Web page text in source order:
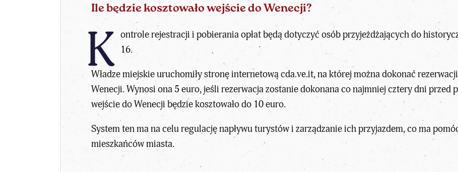
Ile będzie kosztowało wejście do Wenecji?
K ontrole rejestracji i pobierania opłat będą dotyczyć osób przyjeżdżających do
16.
Władze miejskie uruchomiły stronę internetową cda.ve.it, na której można dokonać
Wenecji. Wynosi ona 5 euro, jeśli rezerwacja zostanie dokonana co najmniej cztery dni przed
wejście do Wenecji będzie kosztowało do 10 euro.
System ten ma na celu regulację napływu turystów i zarządzanie ich przyjazdem, co ma
mieszkańców miasta.